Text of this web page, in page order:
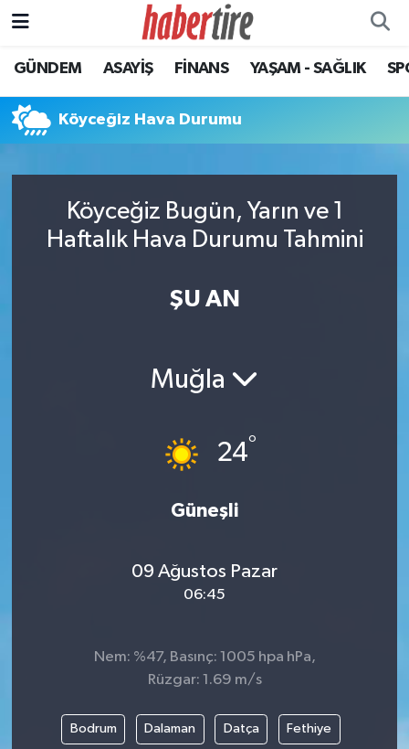
GÜNDEM ASAYİŞ FİNANS YAŞAM - SAĞLIK
Köyceğiz Hava Durumu
Köyceğiz Bugün, Yarın ve 1
Haftalık Hava Durumu Tahmini
ŞU AN
Muğla
24°
Güneşli
09 Ağustos Pazar
06:45
Nem: %47, Basınç: 1005 hpa hPa,
Rüzgar: 1.69 m/s
Bodrum Dalaman Datça Fethiye
Tire Nöbetçi Eczaneler
Tire Hava Durumu
Süper Lig Puan Durumu ve Fikstür
Son Dakika Haberleri